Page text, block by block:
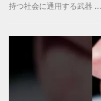
持つ社会に通用する武器 ...